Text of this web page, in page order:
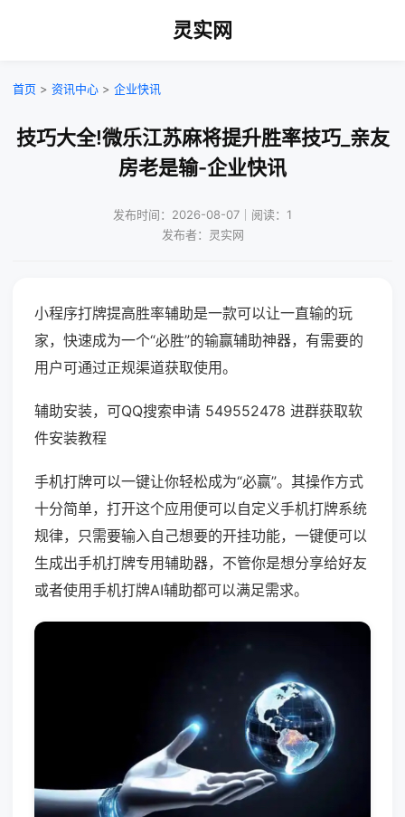
灵实网
首页 > 资讯中心 > 企业快讯
技巧大全!微乐江苏麻将提升胜率技巧_亲友
房老是输-企业快讯
发布时间：2026-08-07｜阅读：1
发布者：灵实网
小程序打牌提高胜率辅助是一款可以让一直输的玩
家，快速成为一个“必胜”的输赢辅助神器，有需要的
用户可通过正规渠道获取使用。
辅助安装，可QQ搜索申请 549552478 进群获取软
件安装教程
手机打牌可以一键让你轻松成为“必赢”。其操作方式
十分简单，打开这个应用便可以自定义手机打牌系统
规律，只需要输入自己想要的开挂功能，一键便可以
生成出手机打牌专用辅助器，不管你是想分享给好友
或者使用手机打牌AI辅助都可以满足需求。